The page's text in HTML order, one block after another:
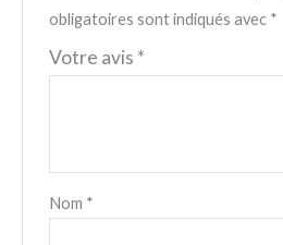
obligatoires sont indiqués avec *
Votre avis *
Nom *